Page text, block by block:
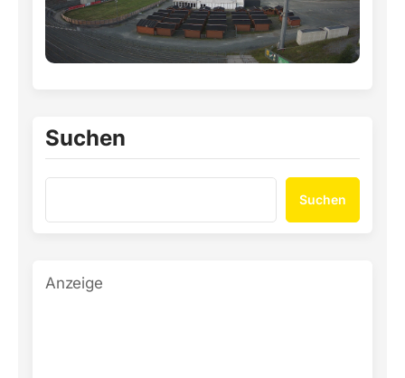
Suchen
Suchen
Anzeige